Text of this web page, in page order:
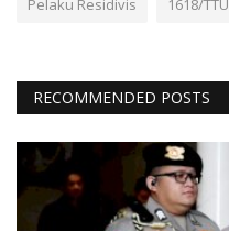
Pelaku Residivis 1618/TTU
RECOMMENDED POSTS